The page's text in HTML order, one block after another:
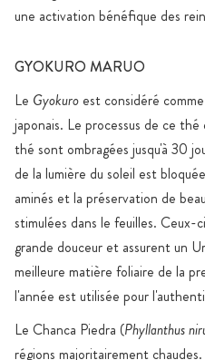
une activation bénéfique des
GYOKURO MARUO
Le Gyokuro est considéré
japonais. Le processus de ce
thé sont ombragées jusqu'à 30
de la lumière du soleil est
aminés et la préservation de
stimulées dans le feuilles. Ceux-
grande douceur et assurent un
meilleure matière foliaire de la
l'année est utilisée pour
Le Chanca Piedra (Phyllanthus
régions majoritairement